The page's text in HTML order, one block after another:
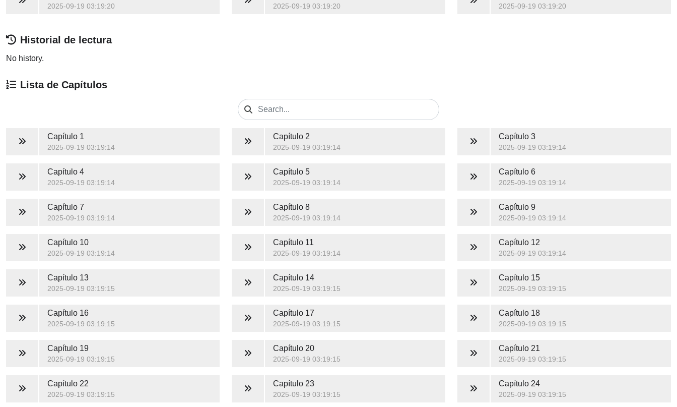
2025-09-19 03:19:20 2025-09-19 03:19:20 2025-09-19 03:19:20
Historial de lectura
No history.
Lista de Capítulos
Capítulo 1
2025-09-19 03:19:14
Capítulo 2
2025-09-19 03:19:14
Capítulo 3
2025-09-19 03:19:14
Capítulo 4
2025-09-19 03:19:14
Capítulo 5
2025-09-19 03:19:14
Capítulo 6
2025-09-19 03:19:14
Capítulo 7
2025-09-19 03:19:14
Capítulo 8
2025-09-19 03:19:14
Capítulo 9
2025-09-19 03:19:14
Capítulo 10
2025-09-19 03:19:14
Capítulo 11
2025-09-19 03:19:14
Capítulo 12
2025-09-19 03:19:14
Capítulo 13
2025-09-19 03:19:15
Capítulo 14
2025-09-19 03:19:15
Capítulo 15
2025-09-19 03:19:15
Capítulo 16
2025-09-19 03:19:15
Capítulo 17
2025-09-19 03:19:15
Capítulo 18
2025-09-19 03:19:15
Capítulo 19
2025-09-19 03:19:15
Capítulo 20
2025-09-19 03:19:15
Capítulo 21
2025-09-19 03:19:15
Capítulo 22
2025-09-19 03:19:15
Capítulo 23
2025-09-19 03:19:15
Capítulo 24
2025-09-19 03:19:15